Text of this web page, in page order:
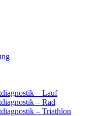
– Lauf
– Rad
– Triathlon